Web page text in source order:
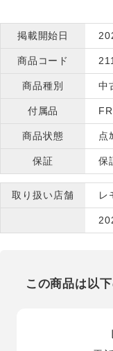
掲載開始日
商品コード
商品種別 中
付属品
商品状態 点
保証 保
取り扱い店舗 レ
この商品は以